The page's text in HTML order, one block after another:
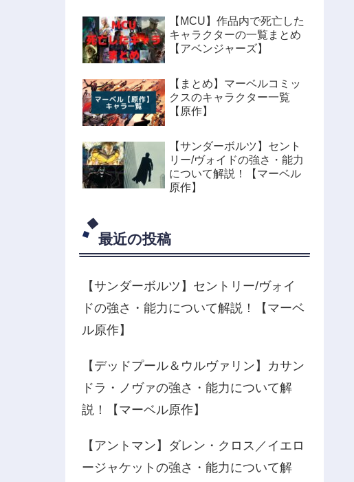
【MCU】作品内で死亡した
キャラクターの一覧まとめ
【アベンジャーズ】
【まとめ】マーベルコミッ
クスのキャラクター一覧
【原作】
【サンダーボルツ】セント
リー/ヴォイドの強さ・能力
について解説！【マーベル
原作】
最近の投稿
【サンダーボルツ】セントリー/ヴォイ
ドの強さ・能力について解説！【マーベ
ル原作】
【デッドプール＆ウルヴァリン】カサン
ドラ・ノヴァの強さ・能力について解
説！【マーベル原作】
【アントマン】ダレン・クロス／イエロ
ージャケットの強さ・能力について解